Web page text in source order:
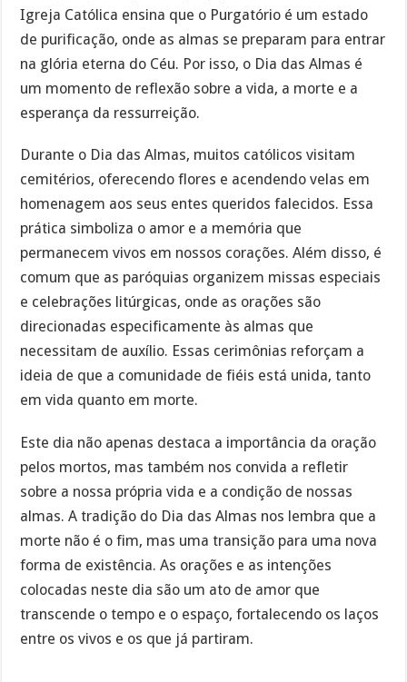
Igreja Católica ensina que o Purgatório é um estado
de purificação, onde as almas se preparam para entrar
na glória eterna do Céu. Por isso, o Dia das Almas é
um momento de reflexão sobre a vida, a morte e a
esperança da ressurreição.
Durante o Dia das Almas, muitos católicos visitam
cemitérios, oferecendo flores e acendendo velas em
homenagem aos seus entes queridos falecidos. Essa
prática simboliza o amor e a memória que
permanecem vivos em nossos corações. Além disso, é
comum que as paróquias organizem missas especiais
e celebrações litúrgicas, onde as orações são
direcionadas especificamente às almas que
necessitam de auxílio. Essas cerimônias reforçam a
ideia de que a comunidade de fiéis está unida, tanto
em vida quanto em morte.
Este dia não apenas destaca a importância da oração
pelos mortos, mas também nos convida a refletir
sobre a nossa própria vida e a condição de nossas
almas. A tradição do Dia das Almas nos lembra que a
morte não é o fim, mas uma transição para uma nova
forma de existência. As orações e as intenções
colocadas neste dia são um ato de amor que
transcende o tempo e o espaço, fortalecendo os laços
entre os vivos e os que já partiram.